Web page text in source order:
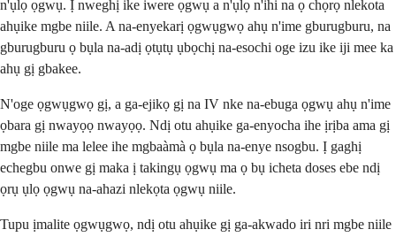
n'ụlọ ọgwụ. Ị nweghị ike iwere ọgwụ a n'ụlọ n'ihi na ọ chọrọ nlekota
ahụike mgbe niile. A na-enyekarị ọgwụgwọ ahụ n'ime gburugburu, na
gburugburu ọ bụla na-adị ọtụtụ ụbọchị na-esochi oge izu ike iji mee ka
ahụ gị gbakee.
N'oge ọgwụgwọ gị, a ga-ejikọ gị na IV nke na-ebuga ọgwụ ahụ n'ime
ọbara gị nwayọọ nwayọọ. Ndị otu ahụike ga-enyocha ihe ịrịba ama gị
mgbe niile ma lelee ihe mgbaàmà ọ bụla na-enye nsogbu. Ị gaghị
echegbu onwe gị maka ị takingụ ọgwụ ma ọ bụ icheta doses ebe ndị
ọrụ ụlọ ọgwụ na-ahazi nlekọta ọgwụ niile.
Tupu ịmalite ọgwụgwọ, ndị otu ahụike gị ga-akwado iri nri mgbe niile